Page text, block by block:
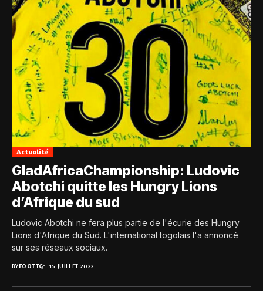
Actualité
GladAfricaChampionship: Ludovic
Abotchi quitte les Hungry Lions
d’Afrique du sud
Ludovic Abotchi ne fera plus partie de l'écurie des Hungry
Lions d'Afrique du Sud. L'international togolais l'a annoncé
sur ses réseaux sociaux.
BYFOOT.TG 15 JUILLET 2022